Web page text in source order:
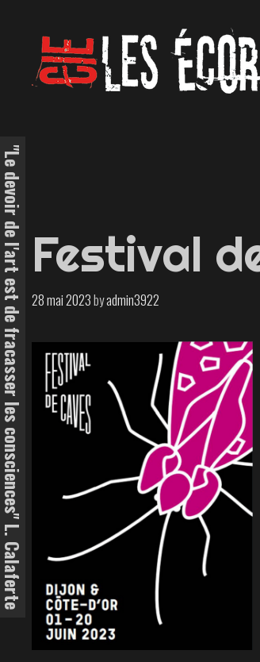
Festival
28 mai 2023byadmin3922
"Le devoir de l'art est de fracasser les consciences" L. Calaferte